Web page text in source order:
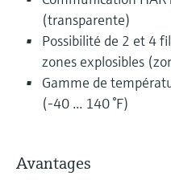
(transparente)
Possibilité de 2 et 4
zones explosibles
Gamme de
(-40 ... 140 °F)
Avantages